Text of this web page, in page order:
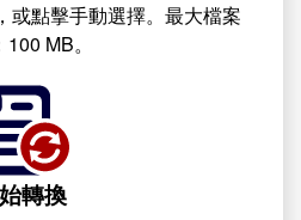
或點擊手動選擇。最大檔案
MB。
轉換